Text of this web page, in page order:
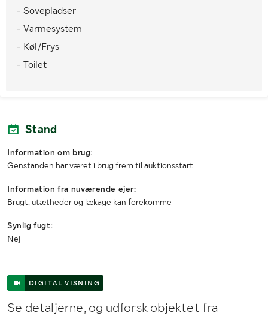
Antal nøgler
Trækkrog
Totalvægt (kg)
Bredde (mm)
Højde (mm)
- Sovepladser
- Varmesystem
- Køl/Frys
- Toilet
Stand
Information om brug:
Genstanden har været i brug frem til auktionsstart
Information fra nuværende ejer:
Brugt, utætheder og lækage kan forekomme
Synlig fugt:
Nej
DIGITAL VISNING
Se detaljerne, og udforsk objektet fra